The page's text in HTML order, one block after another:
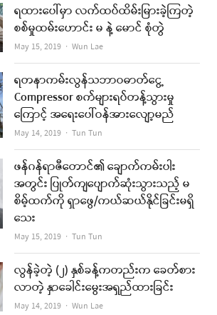
ရထားပေါ်မှာ လက်ထပ်ထိမ်းမြားခဲ့ကြတဲ့
စစ်မှုထမ်းဟောင်း မ နဲ့ မောင် စုံတွဲ
May 15, 2019 Author
Wun Lae
ရတနာကမ်းလွန်သဘာဝဓာတ်ငွေ့
Compressor စက်များရပ်တန့်သွားမှု
ကြောင့် အရေးပေါ်ဝန်အားလျော့မည်
May 14, 2019 Author
Tun Tun
ဖန်ဂန်ရာဇီတောင်၏ ချောက်ကမ်းပါး
အတွင်း ပြုတ်ကျပျောက်ဆုံးသွားသည့် မ
စိမ့်ထက်ကို ရှာဖွေ/ကယ်ဆယ်နိုင်ခြင်းမရှိ
သေး
May 15, 2019 Author
Tun Tun
လွန်ခဲ့တဲ့ (၂) နှစ်ခန့်ကတည်းက ခေတ်စား
လာတဲ့ နှာခေါင်းမွေးအရှည်ထားခြင်း
May 14, 2019 Author
Wun Lae